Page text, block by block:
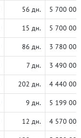
56 дн. 5 700 000
15 дн. 5 700 000
86 дн. 3 780 000
7 дн. 3 490 000
202 дн. 4 440 000
9 дн. 5 199 000
12 дн. 4 570 000